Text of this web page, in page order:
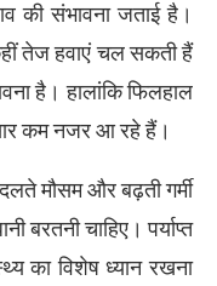
की संभावना जताई है।
तेज हवाएं चल सकती हैं
है। हालांकि फिलहाल
कम नजर आ रहे हैं।
मौसम और बढ़ती गर्मी
बरतनी चाहिए। पर्याप्त
का विशेष ध्यान रखना